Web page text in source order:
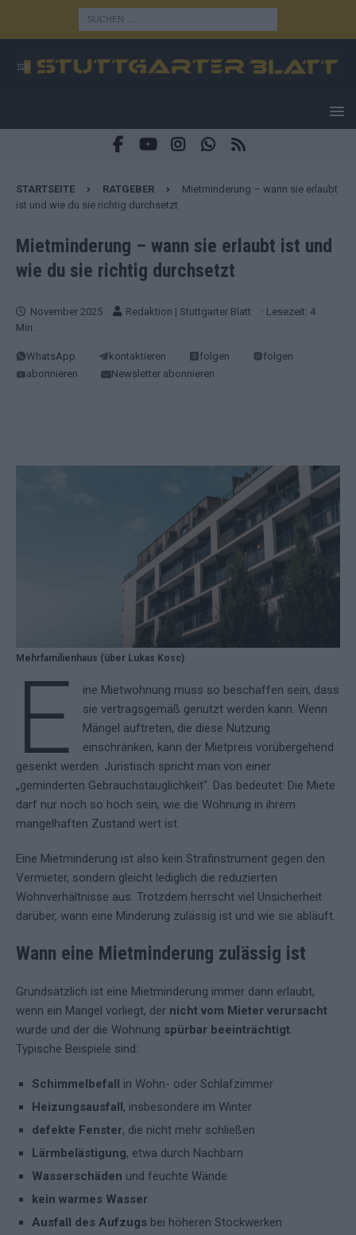
STARTSEITE RATGEBER
Mietminderung – wann sie erlaubt
ist und wie du sie richtig durchsetzt
Mietminderung – wann sie erlaubt ist und
wie du sie richtig durchsetzt
November 2025 Redaktion | Stuttgarter Blatt
· Lesezeit: 4
Min.
WhatsApp kontaktieren folgen
folgen
abonnieren
Newsletter abonnieren
Mehrfamilienhaus (über Lukas Kosc)
E
ine Mietwohnung muss so beschaffen sein, dass
sie vertragsgemäß genutzt werden kann. Wenn
Mängel auftreten, die diese Nutzung
einschränken, kann der Mietpreis vorübergehend
gesenkt werden. Juristisch spricht man von einer
„geminderten Gebrauchstauglichkeit“. Das bedeutet: Die Miete
darf nur noch so hoch sein, wie die Wohnung in ihrem
mangelhaften Zustand wert ist.
Eine Mietminderung ist also kein Strafinstrument gegen den
Vermieter, sondern gleicht lediglich die reduzierten
Wohnverhältnisse aus. Trotzdem herrscht viel Unsicherheit
darüber, wann eine Minderung zulässig ist und wie sie abläuft.
Wann eine Mietminderung zulässig ist
Grundsätzlich ist eine Mietminderung immer dann erlaubt,
wenn ein Mangel vorliegt, der nicht vom Mieter verursacht
wurde und der die Wohnung spürbar beeinträchtigt.
Typische Beispiele sind:
Schimmelbefall in Wohn- oder Schlafzimmer
Heizungsausfall, insbesondere im Winter
defekte Fenster, die nicht mehr schließen
Lärmbelästigung, etwa durch Nachbarn
Wasserschäden und feuchte Wände
kein warmes Wasser
Ausfall des Aufzugs bei höheren Stockwerken